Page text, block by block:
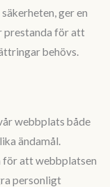
ger en
prestanda för att
behövs.
webbplats både
ändamål.
för att webbplatsen
personligt